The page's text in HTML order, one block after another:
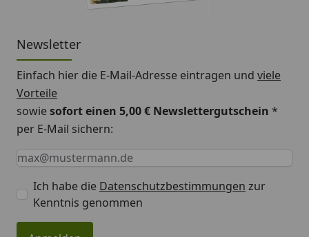
Newsletter
Einfach hier die E-Mail-Adresse eintragen und viele
Vorteile
sowiesofort einen 5,00 € Newslettergutschein *
per E-Mail sichern:
Keine Eingabe erforderlich
Eingabe erforderlich
E-Mail *
Ich habe die Datenschutzbestimmungen zur
Kenntnis genommen